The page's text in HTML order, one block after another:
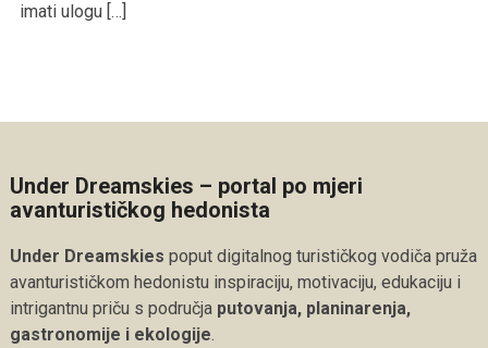
imati ulogu […]
Under Dreamskies – portal po mjeri
avanturističkog hedonista
Under Dreamskies poput digitalnog turističkog vodiča pruža
avanturističkom hedonistu inspiraciju, motivaciju, edukaciju i
intrigantnu priču s područja putovanja, planinarenja,
gastronomije i ekologije.